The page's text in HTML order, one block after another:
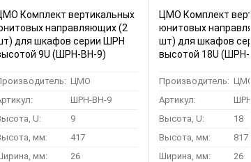
Комплект вертикальных
направляющих (2
для шкафов серии ШРН
9U (ШРН-ВН-9)
ЦМО
ШРН-ВН-9
U:
9
мм:
417
мм:
26
ЦМО Комплект
юнитовых
шт) для шкафов
высотой 18U
Производитель:
Артикул:
Высота, U:
18
Высота, мм:
817
Ширина, мм:
26